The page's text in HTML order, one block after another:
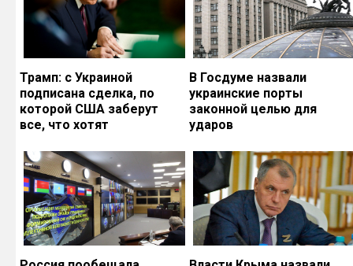
Трамп: с Украиной
подписана сделка, по
которой США заберут
все, что хотят
В Госдуме назвали
украинские порты
законной целью для
ударов